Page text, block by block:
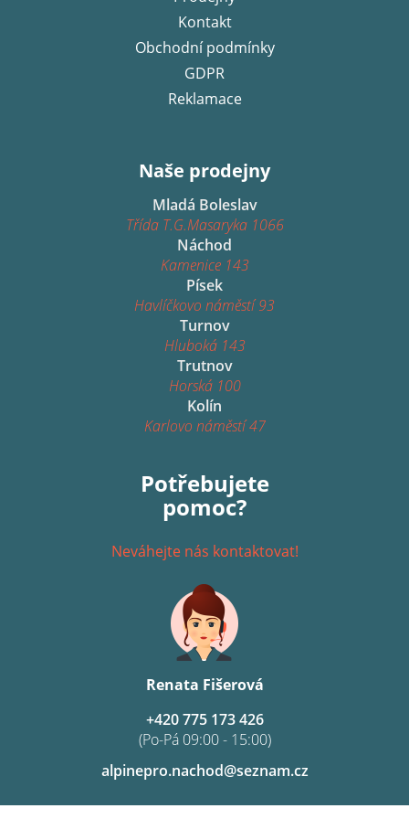
Kontakt
Obchodní podmínky
GDPR
Reklamace
Naše prodejny
Mladá Boleslav
Třída T.G.Masaryka 1066
Náchod
Kamenice 143
Písek
Havlíčkovo náměstí 93
Turnov
Hluboká 143
Trutnov
Horská 100
Kolín
Karlovo náměstí 47
Potřebujete
pomoc?
Neváhejte nás kontaktovat!
Renata Fišerová
alpinepro.nachod@seznam.cz
+420 775 173 426
(Po-Pá 09:00 - 15:00)